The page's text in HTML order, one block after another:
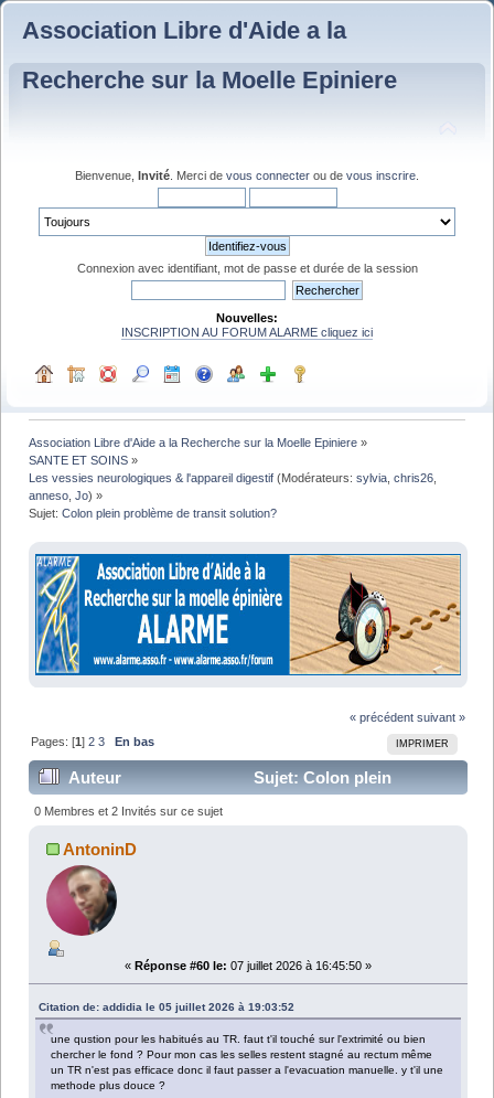
Association Libre d'Aide a la
Recherche sur la Moelle Epiniere
Bienvenue, Invité . Merci de vous connecter ou de vous inscrire
Connexion avec identifiant, mot de passe et durée de la session
Nouvelles:
INSCRIPTION AU FORUM ALARME cliquez ici
Association Libre d'Aide a la Recherche sur la Moelle Epiniere »
SANTE ET SOINS »
Les vessies neurologiques & l'appareil digestif (Modérateurs:sylvia ,chris26
anneso ,Jo) »
Sujet:Colon plein problème de transit solution?
« précédent suivant »
IMPRIMER
Pages: [1]2 3 En bas
Auteur
Sujet: Colon plein
problème de transit solution? (Lu 188487 fois)
0 Membres et 2 Invités sur ce sujet
AntoninD
« Réponse #60 le: 07 juillet 2026 à 16:45:50 »
Citation de: addidia le 05 juillet 2026 à 19:03:52
une qustion pour les habitués au TR. faut t'il touché sur l'extrimité ou bien
chercher le fond ? Pour mon cas les selles restent stagné au rectum même
un TR n'est pas efficace donc il faut passer a l'evacuation manuelle. y t'il une
methode plus douce ?